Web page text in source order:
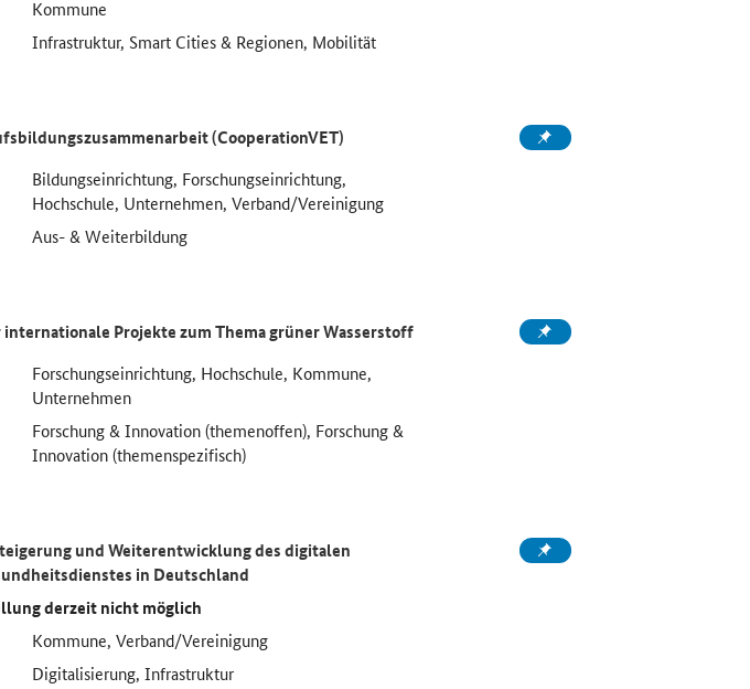
Kommune
Infrastruktur, Smart Cities & Regionen, Mobilität
(CooperationVET)
Bildungseinrichtung, Forschungseinrichtung,
Hochschule, Unternehmen, Verband/Vereinigung
Aus- & Weiterbildung
Projekte zum Thema grüner Wasserstoff
Forschungseinrichtung, Hochschule, Kommune,
Unternehmen
Forschung & Innovation (themenoffen), Forschung &
Innovation (themenspezifisch)
und Weiterentwicklung des digitalen
in Deutschland
derzeit nicht möglich
Kommune, Verband/Vereinigung
Digitalisierung, Infrastruktur